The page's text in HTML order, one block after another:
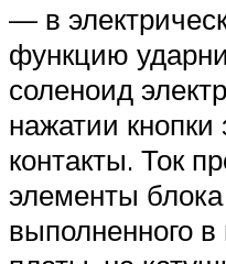
— в
функцию
соленоид
нажатии
контакты. Ток
элементы
выполненного